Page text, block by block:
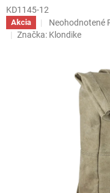
KD1145-12
Akcia
Priemerné
hodnotenie
Neohodnotené
Značka: Klondike